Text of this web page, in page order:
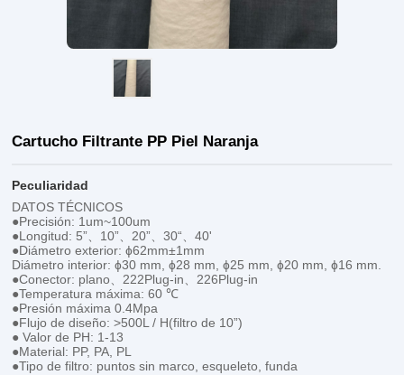
Cartucho Filtrante PP Piel Naranja
Peculiaridad
DATOS TÉCNICOS
●Precisión: 1um~100um
●Longitud: 5”、10”、20”、30“、40'
●Diámetro exterior: ɸ62mm±1mm
Diámetro interior: ɸ30 mm, ɸ28 mm, ɸ25 mm, ɸ20 mm, ɸ16 mm.
●Conector: plano、222Plug-in、226Plug-in
●Temperatura máxima: 60 ℃
●Presión máxima 0.4Mpa
●Flujo de diseño: >500L / H(filtro de 10”)
● Valor de PH: 1-13
●Material: PP, PA, PL
●Tipo de filtro: puntos sin marco, esqueleto, funda